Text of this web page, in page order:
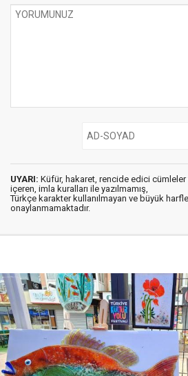
UYARI: Küfür, hakaret, rencide edici cümleler
içeren, imla kuralları ile yazılmamış,
Türkçe karakter kullanılmayan ve büyük
onaylanmamaktadır.